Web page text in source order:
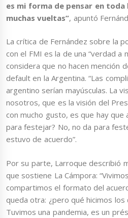
es mi forma de pensar en toda
muchas vueltas”, apuntó
La crítica de Fernández sobre la
con el FMI es la de una “verdad a
considera que no hacen mención
default en la Argentina. “Las
argentino serían mayúsculas. La
nosotros, que es la visión del
con mucho gusto, es que hay que
para festejar? No, no da para
estuvo de acuerdo”.
Por su parte, Larroque describió
que sostiene La Cámpora:
compartimos el formato del
queda otra: ¿pero qué hicimos los
Tuvimos una pandemia, es un